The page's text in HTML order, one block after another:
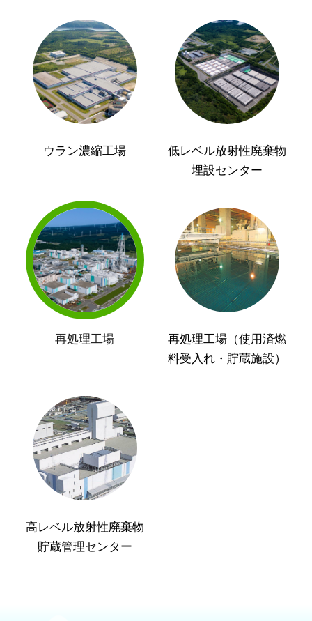
ウラン濃縮工場
低レベル放射性廃棄物
埋設センター
再処理工場
再処理工場（使用済燃
料受入れ・貯蔵施設）
高レベル放射性廃棄物
貯蔵管理センター